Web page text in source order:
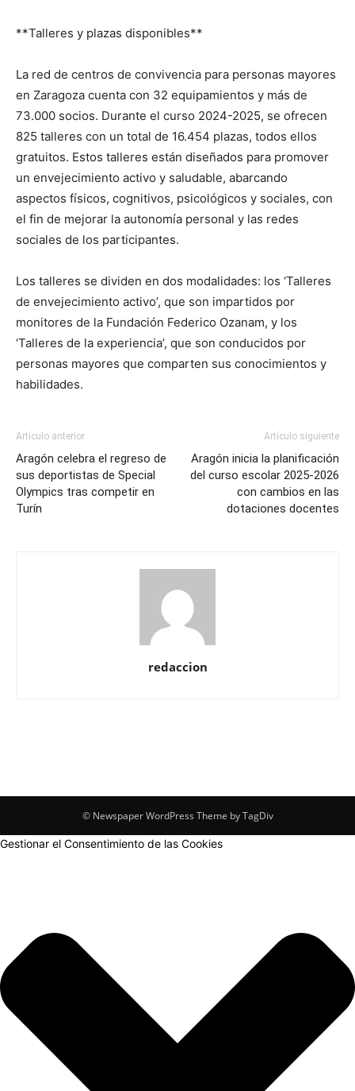
**Talleres y plazas disponibles**
La red de centros de convivencia para personas mayores
en Zaragoza cuenta con 32 equipamientos y más de
73.000 socios. Durante el curso 2024-2025, se ofrecen
825 talleres con un total de 16.454 plazas, todos ellos
gratuitos. Estos talleres están diseñados para promover
un envejecimiento activo y saludable, abarcando
aspectos físicos, cognitivos, psicológicos y sociales, con
el fin de mejorar la autonomía personal y las redes
sociales de los participantes.
Los talleres se dividen en dos modalidades: los ‘Talleres
de envejecimiento activo’, que son impartidos por
monitores de la Fundación Federico Ozanam, y los
‘Talleres de la experiencia’, que son conducidos por
personas mayores que comparten sus conocimientos y
habilidades.
Artículo anterior
Aragón celebra el regreso de
sus deportistas de Special
Olympics tras competir en
Turín
Artículo siguiente
Aragón inicia la planificación
del curso escolar 2025-2026
con cambios en las
dotaciones docentes
redaccion
© Newspaper WordPress Theme by TagDiv
Gestionar el Consentimiento de las Cookies